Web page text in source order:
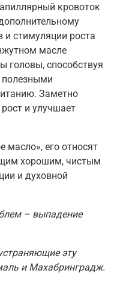
кровоток
стимуляции роста
масле
головы, способствуя
Заметно
и улучшает
масло», его относят
хорошим, чистым
и духовной
– выпадение
эту
и Махабринградж.